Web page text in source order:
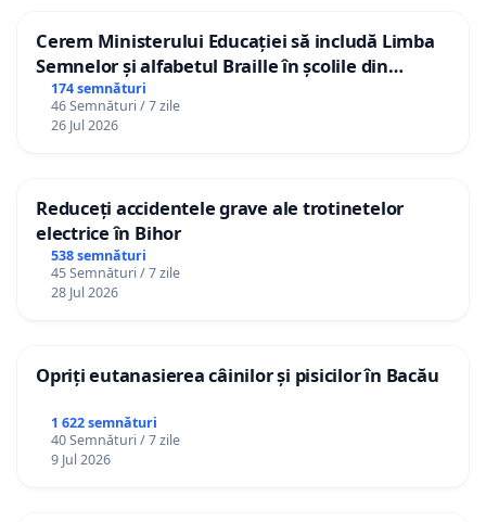
Cerem Ministerului Educației să includă Limba
Semnelor și alfabetul Braille în școlile din
Republica Moldova!
174 semnături
46 Semnături / 7 zile
26 Jul 2026
Reduceți accidentele grave ale trotinetelor
electrice în Bihor
538 semnături
45 Semnături / 7 zile
28 Jul 2026
Opriți eutanasierea câinilor și pisicilor în Bacău
1 622 semnături
40 Semnături / 7 zile
9 Jul 2026